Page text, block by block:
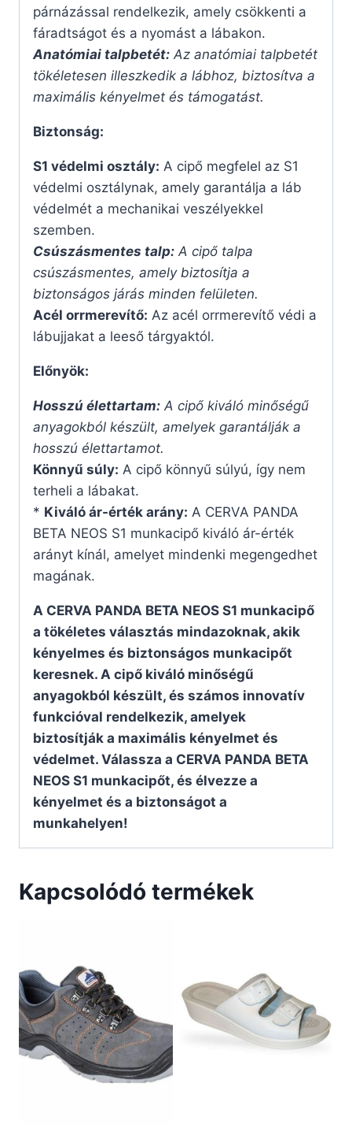
párnázással rendelkezik, amely csökkenti a
fáradtságot és a nyomást a lábakon.
Anatómiai talpbetét: Az anatómiai talpbetét
tökéletesen illeszkedik a lábhoz, biztosítva a
maximális kényelmet és támogatást.
Biztonság:
S1 védelmi osztály: A cipő megfelel az S1
védelmi osztálynak, amely garantálja a láb
védelmét a mechanikai veszélyekkel
szemben.
Csúszásmentes talp: A cipő talpa
csúszásmentes, amely biztosítja a
biztonságos járás minden felületen.
Acél orrmerevítő: Az acél orrmerevítő védi a
lábujjakat a leeső tárgyaktól.
Előnyök:
Hosszú élettartam: A cipő kiváló minőségű
anyagokból készült, amelyek garantálják a
hosszú élettartamot.
Könnyű súly: A cipő könnyű súlyú, így nem
terheli a lábakat.
* Kiváló ár-érték arány: A CERVA PANDA
BETA NEOS S1 munkacipő kiváló ár-érték
arányt kínál, amelyet mindenki megengedhet
magának.
A CERVA PANDA BETA NEOS S1 munkacipő
a tökéletes választás mindazoknak, akik
kényelmes és biztonságos munkacipőt
keresnek. A cipő kiváló minőségű
anyagokból készült, és számos innovatív
funkcióval rendelkezik, amelyek
biztosítják a maximális kényelmet és
védelmet. Válassza a CERVA PANDA BETA
NEOS S1 munkacipőt, és élvezze a
kényelmet és a biztonságot a
munkahelyen!
Kapcsolódó termékek